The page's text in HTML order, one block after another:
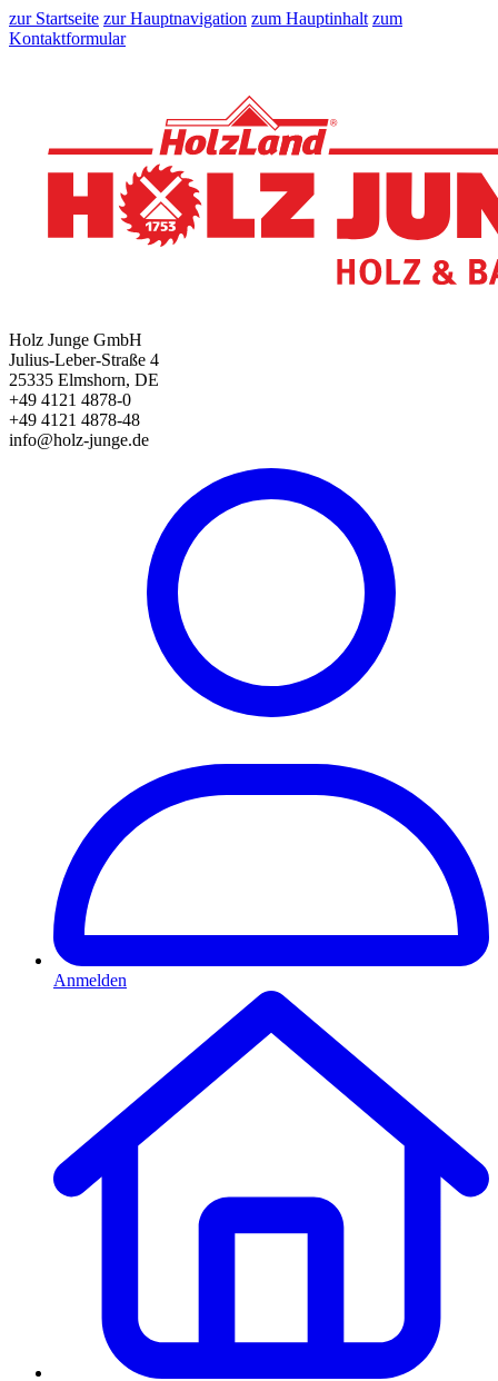
zur Startseite zur Hauptnavigation zum Hauptinhalt zum
Kontaktformular
Holz Junge GmbH
Julius-Leber-Straße 4
25335 Elmshorn, DE
+49 4121 4878-0
+49 4121 4878-48
info@holz-junge.de
Anmelden